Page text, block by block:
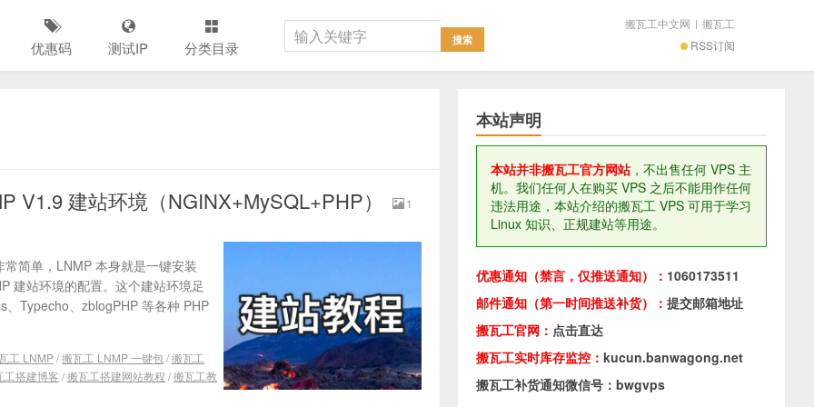
优惠码 测试IP 分类目录 RSS订阅
搬瓦工中文网 | 搬瓦工
V1.9 建站环境（NGINX+MySQL+PHP） 1
简单，LNMP 本身就是一键安装
建站环境的配置。这个建站环境足
Typecho、zblogPHP 等各种 PHP
工 LNMP/搬瓦工 LNMP 一键包/搬瓦工
工搭建博客 /搬瓦工搭建网站教程 /搬瓦工教
本站声明
本站并非搬瓦工官方网站，不出售任何 VPS 主
机。我们任何人在购买 VPS 之后不能用作任何
违法用途，本站介绍的搬瓦工 VPS 可用于学习
Linux 知识、正规建站等用途。
优惠通知（禁言，仅推送通知）： 1060173511
邮件通知（第一时间推送补货）： 提交邮箱地址
搬瓦工官网： 点击直达
搬瓦工实时库存监控： kucun.banwagong.net
搬瓦工补货通知微信号：bwgvps